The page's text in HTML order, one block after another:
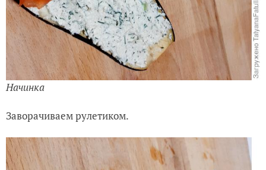
Начинка
Заворачиваем рулетиком.